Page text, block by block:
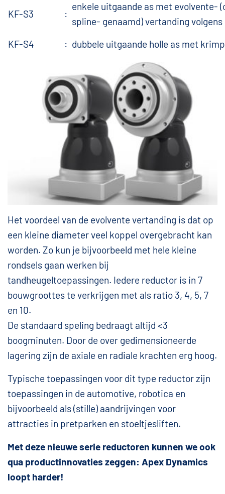
KF-S3 :
enkele uitgaande as met evolvente-
spline- genaamd) vertanding volgens
KF-S4
: dubbele uitgaande holle as met
Het voordeel van de evolvente vertanding is dat op
een kleine diameter veel koppel overgebracht kan
worden. Zo kun je bijvoorbeeld met hele kleine
rondsels gaan werken bij
tandheugeltoepassingen. Iedere reductor is in 7
bouwgroottes te verkrijgen met als ratio 3, 4, 5, 7
en 10.
De standaard speling bedraagt altijd <3
boogminuten. Door de over gedimensioneerde
lagering zijn de axiale en radiale krachten erg hoog.
Typische toepassingen voor dit type reductor zijn
toepassingen in de automotive, robotica en
bijvoorbeeld als (stille) aandrijvingen voor
attracties in pretparken en stoeltjesliften.
Met deze nieuwe serie reductoren kunnen we ook
qua productinnovaties zeggen: Apex Dynamics
loopt harder!